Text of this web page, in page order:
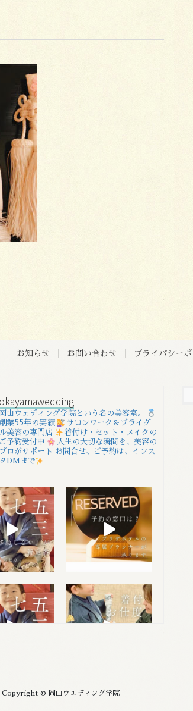
お知らせ お問い合わせ プライバシー
okayamawedding
岡山ウェディング学院という名の美容室。
業55年の実績
サロンワーク＆ブライダ
ル美容の専門店
着付け・セット・メイクの
ご予約受付中
人生の大切な瞬間を、美容の
プロがサポート
お問合せ、ご予約は、インス
タDMまで
Copyright © 岡山ウエディング学院